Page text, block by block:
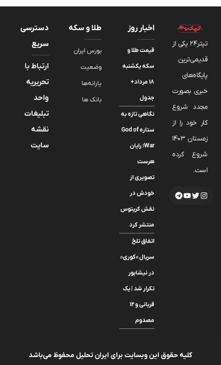
تیتر24 یکی از
قدیمی‌ترین
پایگاه‌های
خبری بصورت
مجدد شروع
کار خود را از
زمستان 1403
شروع کرده
است.
اخبار روز
قیمت طلا و
سکه یکشنبه
۱۸ مرداد+
جدول
نگاهی تازه به
ستاره God of
War؛ رایان
هرست
تصویری از
خودش در
نقش کریتوس
منتشر کرد
اتفاق تلخ
سریال «کوری»
در نیشابور
تکرار شد | یک
قربانی و ۱۲
مصدوم
طلا و سکه
بورس ایران
وضعیت
یارانه‌ها
بانک ها
دسترسی
سریع
ارتباط با
تحریریه
واحد
تبلیغات
نقشه
سایت
کلیه حقوق این وبسایت برای ایران تحلیل محفوظ می‌باشد